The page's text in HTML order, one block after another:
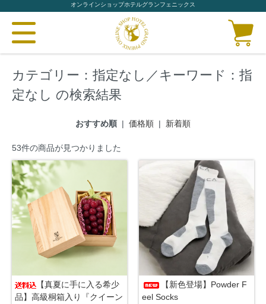
オンラインショップホテルグランフェニックス
カテゴリー：指定なし／キーワード：指
定なし の検索結果
おすすめ順 | 価格順 | 新着順
53件の商品が見つかりました
【真夏に手に入る希少
品】高級桐箱入り『クイーン
【新色登場】Powder F
eel Socks